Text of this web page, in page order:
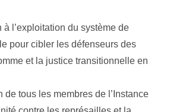
à l’exploitation du système de
pour cibler les défenseurs des
et la justice transitionnelle en
de tous les membres de l’Instance